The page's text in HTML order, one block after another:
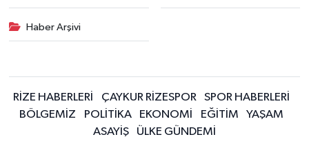
Haber Arşivi
RİZE HABERLERİ ÇAYKUR RİZESPOR
SPOR HABERLERİ
BÖLGEMİZ
POLİTİKA EKONOMİ EĞİTİM
YAŞAM
ASAYİŞ
ÜLKE GÜNDEMİ
TEKNOLOJİ